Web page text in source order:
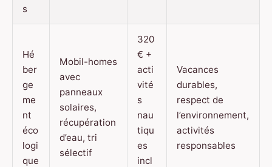
s
Hé
ber
ge
me
nt
éco
logi
que
Mobil-homes
avec
panneaux
solaires,
récupération
d’eau, tri
sélectif
320
€ +
acti
vité
s
nau
tiqu
es
incl
Vacances
durables,
respect de
l’environnement,
activités
responsables